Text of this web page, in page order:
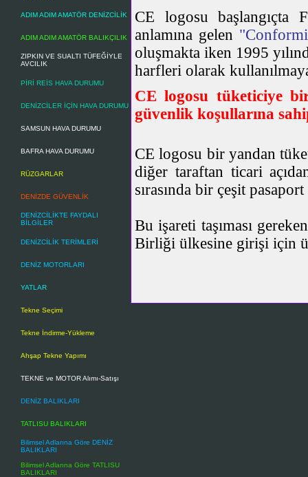
ADIM ADIM AMATÖR DENİZCİLİK
ADIM ADIM AMATÖR BALIKÇILIK
ZIPKIN VE SUALTI TÜFEĞİYLE
AVCILIK
PİRİ REİS HAVA DURUMU
DENİZCİLER İÇİN HAVA DURUMU
SAMSUN HAVA DURUMU
BAFRA HAVA DURUMU
RÜZGARLAR
DENİZDE GÜVENLİK
DENİZCİLİKTE FAYDALI
BİLGİLER
DENİZCİLİK TERİMLERİ
DENİZ MOTORLARI
YATLAR
Tekne Seçimi
Tekne İndirme-Yükleme
Ahşap Tekne Yapımı
TEKNE ve MOTOR Alımı-Satışı
DENİZ BALIKLARI
TATLISU BALIKLARI
Bilimsel Adlarına Göre DENİZ
BALIKLARI
Bilimsel Adlarına Göre TATLISU
BALIKLARI
CE logosu başlangıçta
anlamına gelen
oluşmakta iken 1995
harfleri olarak
CE logosu tüketiciye
güvenlik koşullarına
CE logosu bir yandan
diğer taraftan ticari
sırasında bir çeşit
Bu işareti taşıması
Birliği ülkesine girişi için